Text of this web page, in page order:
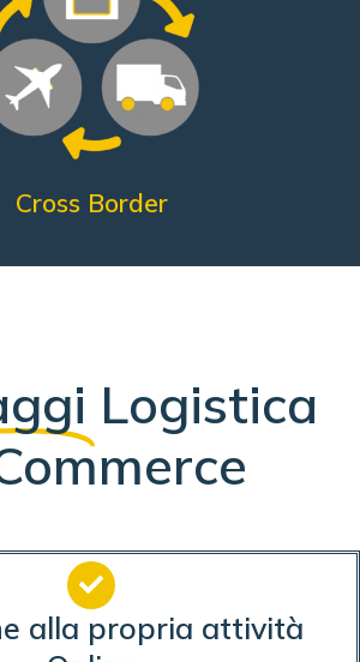
Cross Border
ha bisogno?
ridotti Fulfillment internazionale
dei clienti Tempi dei resi più brevi
Logistica
alla propria attività